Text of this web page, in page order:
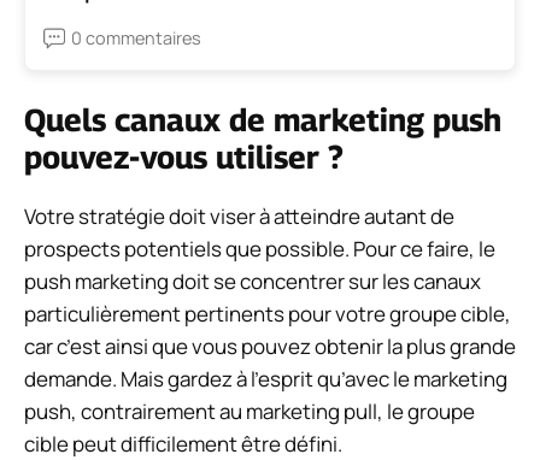
0 commentaires
Quels canaux de marketing push
pouvez-vous utiliser ?
Votre stratégie doit viser à atteindre autant de
prospects potentiels que possible. Pour ce faire, le
push marketing doit se concentrer sur les canaux
particulièrement pertinents pour votre groupe cible,
car c’est ainsi que vous pouvez obtenir la plus grande
demande. Mais gardez à l’esprit qu’avec le marketing
push, contrairement au marketing pull, le groupe
cible peut difficilement être défini.